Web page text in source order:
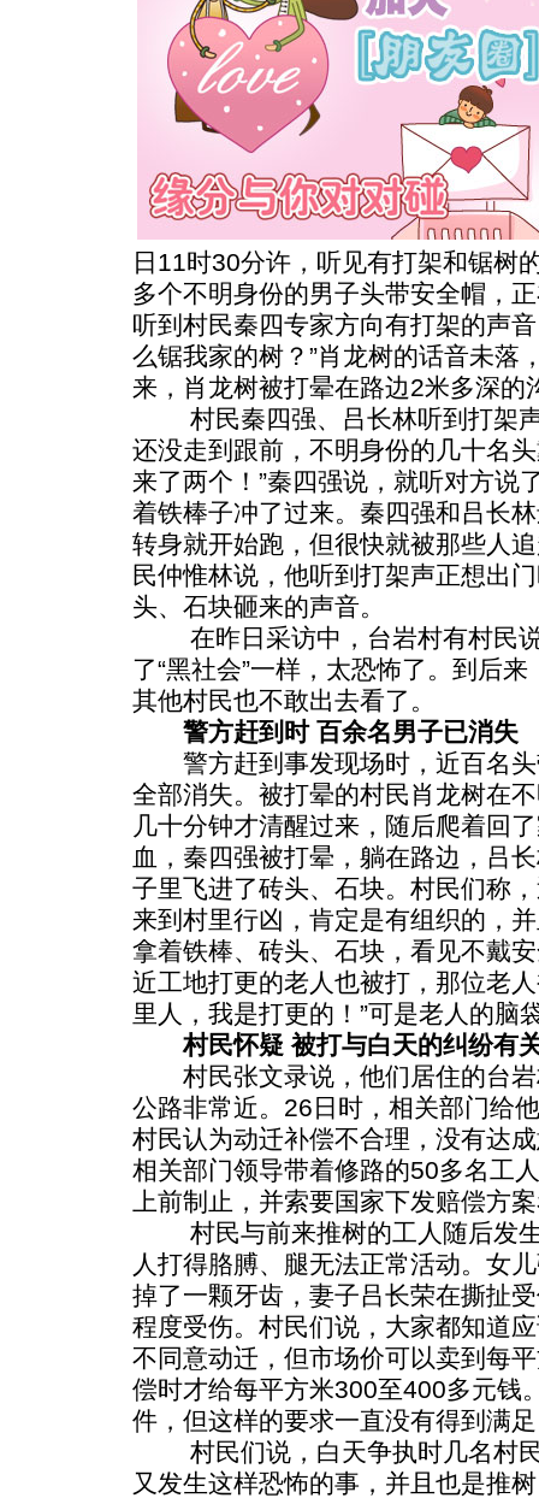
日11时30分许，听见有打架和锯树
多个不明身份的男子头带安全帽，
听到村民秦四专家方向有打架的声
么锯我家的树？”肖龙树的话音未落
来，肖龙树被打晕在路边2米多深的
村民秦四强、吕长林听到打架声
还没走到跟前，不明身份的几十名
来了两个！”秦四强说，就听对方说
着铁棒子冲了过来。秦四强和吕长
转身就开始跑，但很快就被那些人
民仲惟林说，他听到打架声正想出
头、石块砸来的声音。
在昨日采访中，台岩村有村民说
了“黑社会”一样，太恐怖了。到后
其他村民也不敢出去看了。
警方赶到时 百余名男子已消失
警方赶到事发现场时，近百名头
全部消失。被打晕的村民肖龙树在
几十分钟才清醒过来，随后爬着回
血，秦四强被打晕，躺在路边，吕
子里飞进了砖头、石块。村民们称
来到村里行凶，肯定是有组织的，
拿着铁棒、砖头、石块，看见不戴
近工地打更的老人也被打，那位老
里人，我是打更的！”可是老人的脑
村民怀疑 被打与白天的纠纷有
村民张文录说，他们居住的台岩
公路非常近。26日时，相关部门给
村民认为动迁补偿不合理，没有达
相关部门领导带着修路的50多名工
上前制止，并索要国家下发赔偿方
村民与前来推树的工人随后发生
人打得胳膊、腿无法正常活动。女
掉了一颗牙齿，妻子吕长荣在撕扯
程度受伤。村民们说，大家都知道
不同意动迁，但市场价可以卖到每
偿时才给每平方米300至400多元钱
件，但这样的要求一直没有得到满
村民们说，白天争执时几名村民
又发生这样恐怖的事，并且也是推